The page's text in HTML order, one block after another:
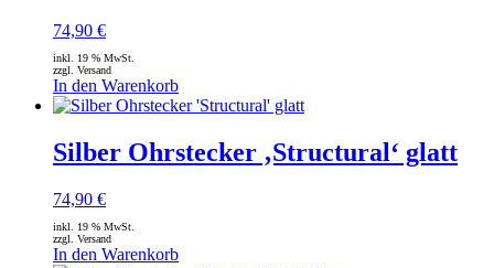
74,90 €
inkl. 19 % MwSt.
zzgl. Versand
In den Warenkorb
Silber Ohrstecker ‚Structural‘ glatt
74,90 €
inkl. 19 % MwSt.
zzgl. Versand
In den Warenkorb